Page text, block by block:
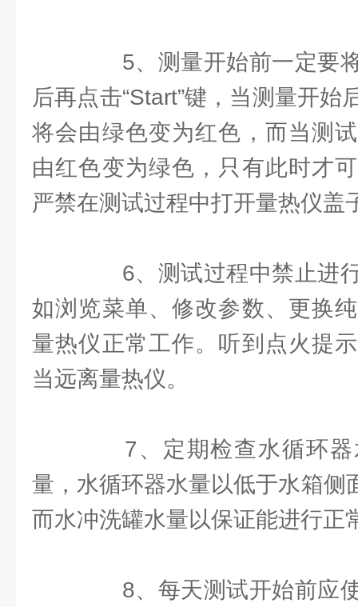
5、测量开始前一定要将
后再点击“Start”键，当测量开始
将会由绿色变为红色，而当测
由红色变为绿色，只有此时才
严禁在测试过程中打开量热仪盖
6、测试过程中禁止进行
如浏览菜单、修改参数、更换
量热仪正常工作。听到点火提
当远离量热仪。
7、定期检查水循环器
量，水循环器水量以低于水箱侧
而水冲洗罐水量以保证能进行正
8、每天测试开始前应使